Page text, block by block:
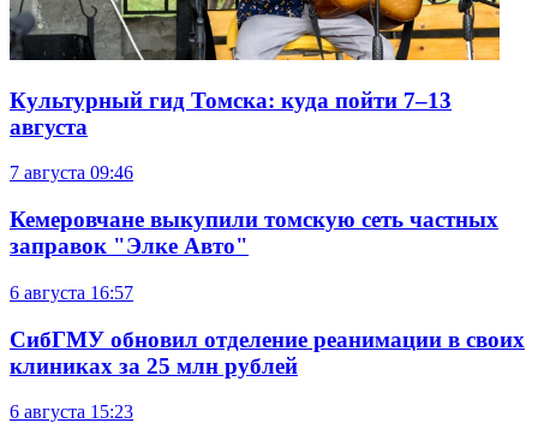
Культурный гид Томска: куда пойти 7–13
августа
7 августа 09:46
Кемеровчане выкупили томскую сеть частных
заправок "Элке Авто"
6 августа 16:57
СибГМУ обновил отделение реанимации в своих
клиниках за 25 млн рублей
6 августа 15:23